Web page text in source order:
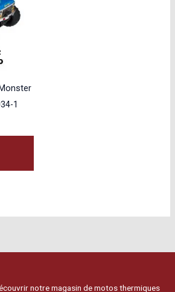
1
notre magasin de motos thermiques